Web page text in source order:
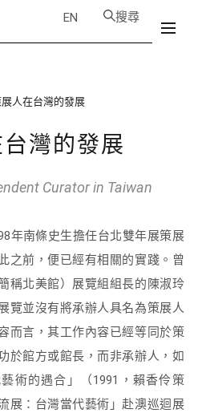
EN 搜尋
人在台灣的發展
灣的發展
Curator in Taiwan
年南條史生擔任台北雙年展策展
之前，便已經有相關的實踐。曾
稱北美館）展覽組組長的陳淑玲
覽並沒有將承辦人具名為策展人
而言，其工作內容已經等同於策
於館方或館長，而非承辦人，如
術的遇合」（1991，賴香伶策
展：台灣當代藝術」赴澳巡迴展